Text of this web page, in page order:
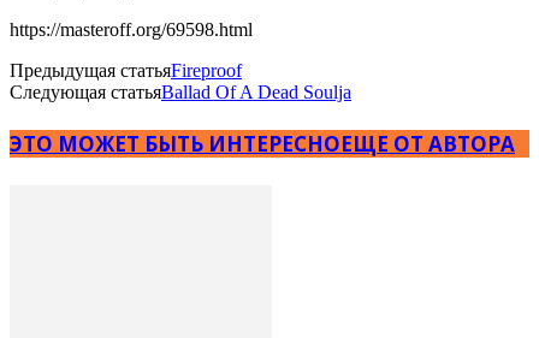
https://masteroff.org/69598.html
Предыдущая статьяFireproof
Следующая статьяBallad Of A Dead Soulja
ЭТО МОЖЕТ БЫТЬ ИНТЕРЕСНОЕЩЕ ОТ АВТОРА